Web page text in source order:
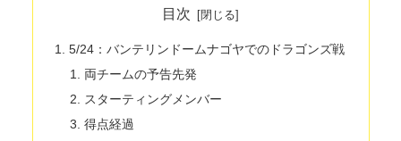
目次
5/24：バンテリンドームナゴヤでのドラゴンズ戦
両チームの予告先発
スターティングメンバー
得点経過